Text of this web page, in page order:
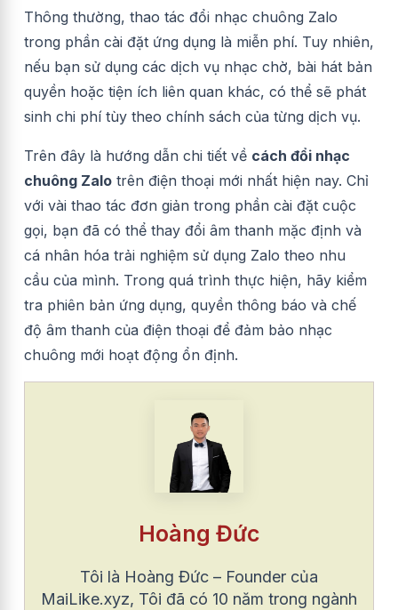
Thông thường, thao tác đổi nhạc chuông Zalo
trong phần cài đặt ứng dụng là miễn phí. Tuy nhiên,
nếu bạn sử dụng các dịch vụ nhạc chờ, bài hát bản
quyền hoặc tiện ích liên quan khác, có thể sẽ phát
sinh chi phí tùy theo chính sách của từng dịch vụ.
Trên đây là hướng dẫn chi tiết về cách đổi nhạc
chuông Zalo trên điện thoại mới nhất hiện nay. Chỉ
với vài thao tác đơn giản trong phần cài đặt cuộc
gọi, bạn đã có thể thay đổi âm thanh mặc định và
cá nhân hóa trải nghiệm sử dụng Zalo theo nhu
cầu của mình. Trong quá trình thực hiện, hãy kiểm
tra phiên bản ứng dụng, quyền thông báo và chế
độ âm thanh của điện thoại để đảm bảo nhạc
chuông mới hoạt động ổn định.
Hoàng Đức
Tôi là Hoàng Đức – Founder của
MaiLike.xyz, Tôi đã có 10 năm trong ngành